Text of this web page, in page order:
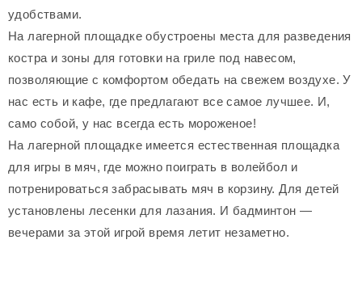
удобствами.
На лагерной площадке обустроены места для разведения
костра и зоны для готовки на гриле под навесом,
позволяющие с комфортом обедать на свежем воздухе. У
нас есть и кафе, где предлагают все самое лучшее. И,
само собой, у нас всегда есть мороженое!
На лагерной площадке имеется естественная площадка
для игры в мяч, где можно поиграть в волейбол и
потренироваться забрасывать мяч в корзину. Для детей
установлены лесенки для лазания. И бадминтон —
вечерами за этой игрой время летит незаметно.